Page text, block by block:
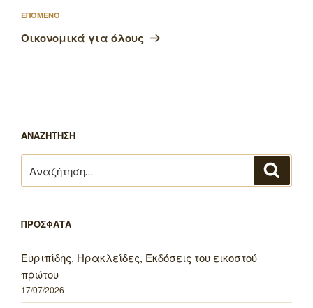
Επόμενο
άρθρο
ΕΠΟΜΕΝΟ
Οικονομικά για όλους
ΑΝΑΖΗΤΗΣΗ
για:
ΠΡΟΣΦΑΤΑ
Ευριπίδης, Ηρακλείδες, Εκδόσεις του εικοστού
πρώτου
17/07/2026